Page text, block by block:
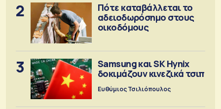
2
Πότε καταβάλλεται το
αδειοδωρόσημο στους
οικοδόμους
3
Samsung και SK Hynix
δοκιμάζουν κινεζικά τσιπ
Ευθύμιος Τσιλιόπουλος